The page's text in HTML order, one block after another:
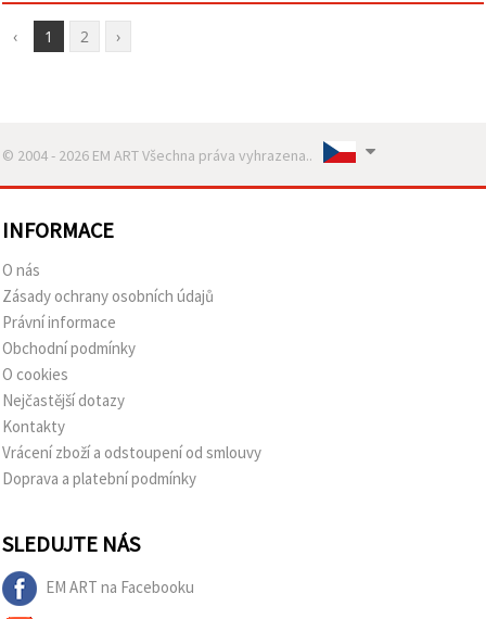
‹ 1 2 ›
© 2004 - 2026 EM ART Všechna práva vyhrazena..
INFORMACE
O nás
Zásady ochrany osobních údajů
Právní informace
Obchodní podmínky
O cookies
Nejčastější dotazy
Kontakty
Vrácení zboží a odstoupení od smlouvy
Doprava a platební podmínky
SLEDUJTE NÁS
EM ART na Facebooku